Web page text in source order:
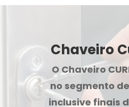
Chaveiro
O Chaveiro
no segmento
inclusive finais